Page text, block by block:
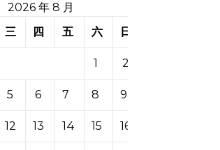
2026 年 8 月
三 四 五 六 日
1 2
5 6 7 8 9
12 13 14 15 16